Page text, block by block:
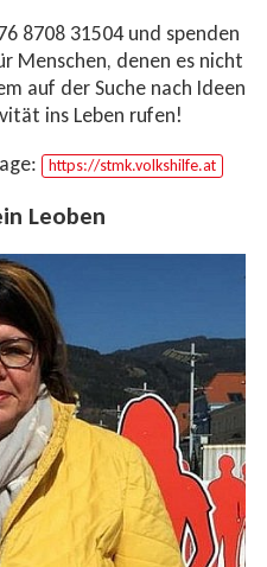
8708 31504 und spenden
Menschen, denen es nicht
auf der Suche nach Ideen
ins Leben rufen!
https://stmk.volkshilfe.at
Leoben